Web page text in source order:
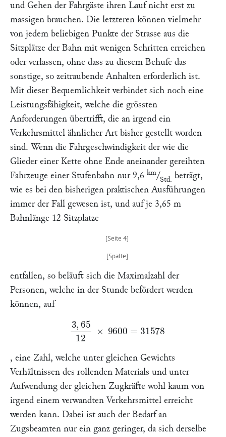
und Gehen der Fahrgäste ihren Lauf nicht erst zu
massigen brauchen. Die letzteren können vielmehr
von jedem beliebigen Punkte der Strasse aus die
Sitzplätze der Bahn mit wenigen Schritten erreichen
oder verlassen, ohne dass zu diesem Behufe das
sonstige, so zeitraubende Anhalten erforderlich ist.
Mit dieser Bequemlichkeit verbindet sich noch eine
Leistungsfähigkeit, welche die grössten
Anforderungen übertrifft, die an irgend ein
Verkehrsmittel ähnlicher Art bisher gestellt worden
sind. Wenn die Fahrgeschwindigkeit der wie die
Glieder einer Kette ohne Ende aneinander gereihten
Fahrzeuge einer Stufenbahn nur 9,6 km/Std. beträgt,
wie es bei den bisherigen praktischen Ausführungen
immer der Fall gewesen ist, und auf je 3,65 m
Bahnlänge 12 Sitzplatze
entfallen, so beläuft sich die Maximalzahl der
Personen, welche in der Stunde befördert werden
können, auf
3,65
, eine Zahl, welche unter gleichen Gewichts
Verhältnissen des rollenden Materials und unter
Aufwendung der gleichen Zugkräfte wohl kaum von
irgend einem verwandten Verkehrsmittel erreicht
werden kann. Dabei ist auch der Bedarf an
Zugsbeamten nur ein ganz geringer, da sich derselbe